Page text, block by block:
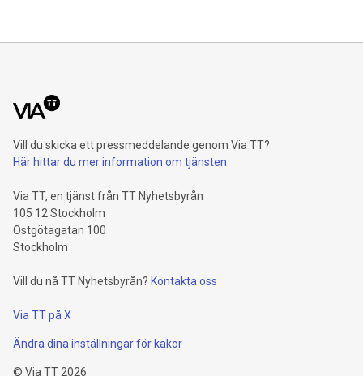
Vill du skicka ett pressmeddelande genom Via TT?
Här hittar du mer information om tjänsten
Via TT, en tjänst från TT Nyhetsbyrån
105 12 Stockholm
Östgötagatan 100
Stockholm
Vill du nå TT Nyhetsbyrån? Kontakta oss
Via TT på X
Ändra dina inställningar för kakor
© Via TT 2026